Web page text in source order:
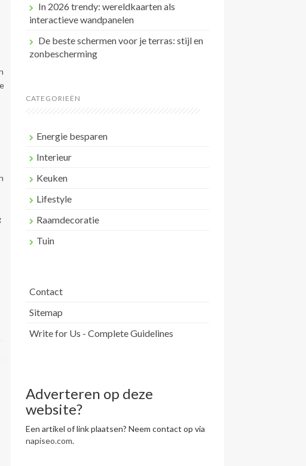
In 2026 trendy: wereldkaarten als
interactieve wandpanelen
De beste schermen voor je terras: stijl en
zonbescherming
CATEGORIEËN
Energie besparen
Interieur
Keuken
Lifestyle
Raamdecoratie
Tuin
Contact
Sitemap
Write for Us - Complete Guidelines
Adverteren op deze
website?
Een artikel of link plaatsen? Neem contact op via
napiseo.com.